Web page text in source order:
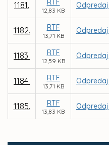
1181. RTF
12,83 KB
1182. RTF
13,71 KB
Odpredaj
1183. RTF
12,59 KB
Odpredaj
1184. RTF
13,71 KB
1185. RTF
13,83 KB